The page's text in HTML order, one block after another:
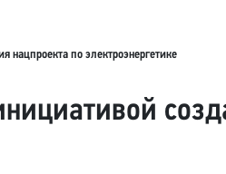
нацпроекта по электроэнергетике